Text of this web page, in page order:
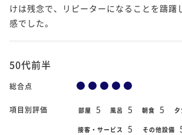
けは残念で、リピーターになることを躊躇
感でした。
50代前半
総合点
項目別評価 部屋 5 風呂 5 朝食 5 夕
接客・サービス 5 その他設備